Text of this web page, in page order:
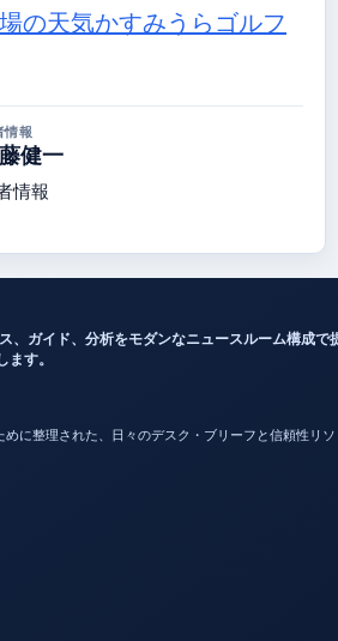
の天気かすみうらゴルフ
情報
健一
情報
、ガイド、分析をモダンなニュースルーム構成で
ます。
に整理された、日々のデスク・ブリーフと信頼性リソ